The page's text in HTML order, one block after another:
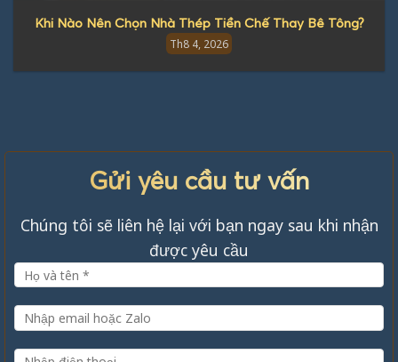
Khi Nào Nên Chọn Nhà Thép Tiền Chế Thay Bê Tông?
Th8 4, 2026
Gửi yêu cầu tư vấn
Chúng tôi sẽ liên hệ lại với bạn ngay sau khi nhận
được yêu cầu